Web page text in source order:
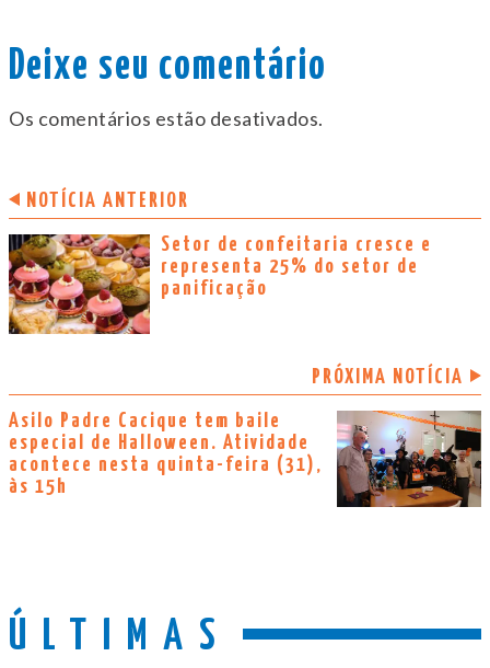
Deixe seu comentário
Os comentários estão desativados.
NOTÍCIA ANTERIOR
Setor de confeitaria cresce e
representa 25% do setor de
panificação
PRÓXIMA NOTÍCIA
Asilo Padre Cacique tem baile
especial de Halloween. Atividade
acontece nesta quinta-feira (31),
às 15h
ÚLTIMAS